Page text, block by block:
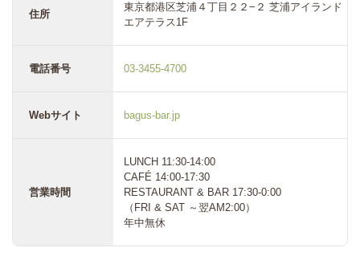
住所
東京都港区芝浦４丁目２２−２ 芝浦アイランド
エアテラス1F
電話番号 03-3455-4700
Webサイト bagus-bar.jp
営業時間
LUNCH 11:30-14:00
CAFÉ 14:00-17:30
RESTAURANT & BAR 17:30-0:00
（FRI & SAT ～翌AM2:00）
年中無休